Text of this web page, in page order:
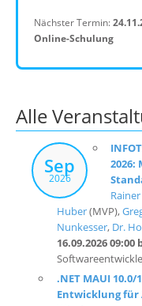
Nächster Termin:
Online-Schulung
Alle
Sep
2026
2026:
Huber(MVP),
Nunkesser, Dr.
16.09.2026 09:00
.NET MAUI
Entwicklung für